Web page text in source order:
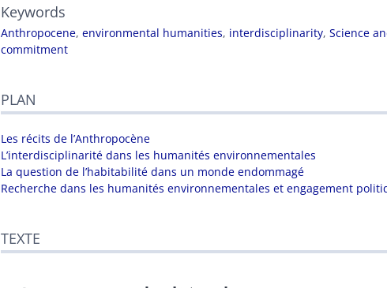
Keywords
Anthropocene, environmental humanities, interdisciplinarity, Science
commitment
PLAN
Les récits de l’Anthropocène
L’interdisciplinarité dans les humanités environnementales
La question de l’habitabilité dans un monde endommagé
Recherche dans les humanités environnementales et engagement
TEXTE